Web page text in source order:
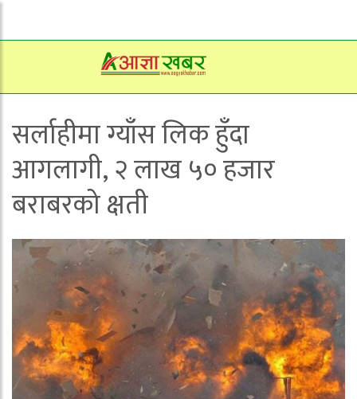
सर्लाहीमा ग्याँस लिक हुँदा
आगलागी, २ लाख ५० हजार
बराबरको क्षती